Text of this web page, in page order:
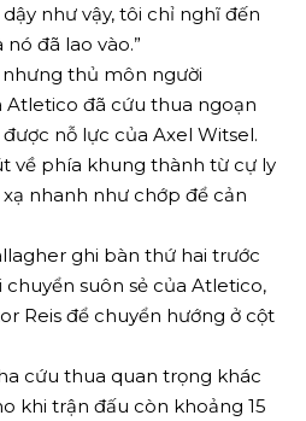
như vậy, tôi chỉ nghĩ đến
đã lao vào.”
thủ môn người
Atletico đã cứu thua ngoạn
nỗ lực của Axel Witsel.
về phía khung thành từ cự ly
nhanh như chớp để cản
ghi bàn thứ hai trước
suôn sẻ của Atletico,
Reis để chuyển hướng ở cột
cứu thua quan trọng khác
khi trận đấu còn khoảng 15